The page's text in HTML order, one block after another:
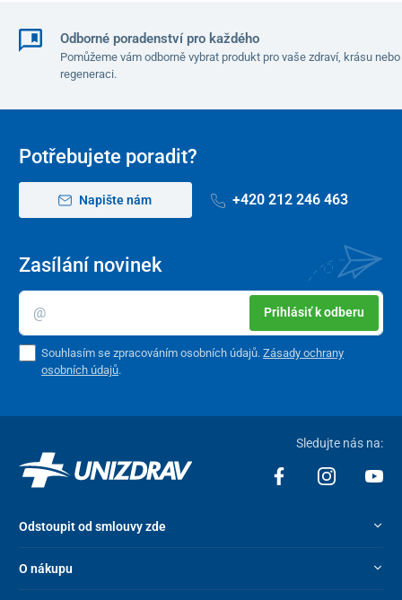
Odborné poradenství pro každého
Pomůžeme vám odborně vybrat produkt pro vaše zdraví, krásu nebo
regeneraci.
Potřebujete poradit?
Napište nám +420 212 246 463
Zasílání novinek
Prihlásiť k odberu
Souhlasím se zpracováním osobních údajů.Zásady ochrany
osobních údajů.
Sledujte nás na:
Odstoupit od smlouvy zde
O nákupu